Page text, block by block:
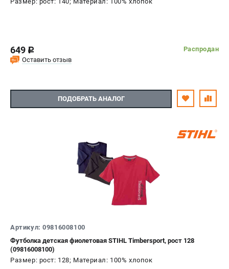
649 c
Распродан
Оставить отзыв
ПОДОБРАТЬ АНАЛОГ
Артикул: 09816008100
Футболка детская фиолетовая STIHL Timbersport, рост 128
(09816008100)
Размер: рост: 128; Материал: 100% хлопок